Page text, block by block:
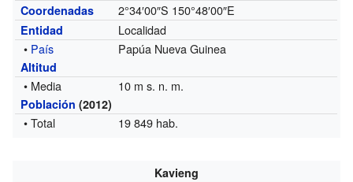
Coordenadas
2°34′00″S 150°48′00″E
Entidad
Localidad
• País Papúa Nueva Guinea
Altitud
• Media 10 m s. n. m.
Población (2012)
• Total 19 849 hab.
Kavieng